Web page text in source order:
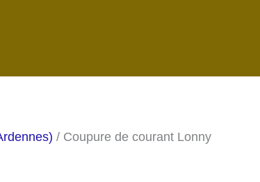
/ Coupure de courant Lonny